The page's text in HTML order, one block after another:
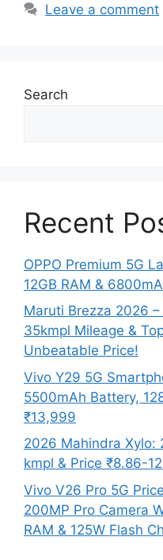
Leave a comment
Search
Recent
OPPO Premium 5G
12GB RAM &
Maruti Brezza 2026
35kmpl Mileage &
Unbeatable Price!
Vivo Y29 5G
5500mAh Battery,
₹13,999
2026 Mahindra Xylo:
kmpl & Price ₹8.86-
Vivo V26 Pro 5G
200MP Pro Camera
RAM & 125W Flash